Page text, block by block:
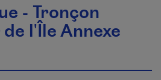
- Tronçon
l'Île Annexe